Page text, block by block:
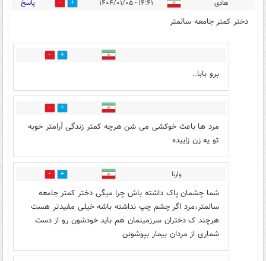
هادی ۱۴:۴۱ - ۱۴۰۴/۰۱/۰۵ 36 پاسخ
دختر کمتر جامعه سالمتر
9
برو بابا..
4
مرد ها باعث خوکشی می شن هرچه کمتر زندگی آرامتر خوبه
تو یه زن زاییده
وارنا 1
شما چشمان پاک داشته باش چرا میگی دختر کمتر جامعه
سالمتر،مرد اگر چشم چپ نداشته باشه خیلی مفیدتر هست
هرچند ک دختران سرزمینمان هم باید خودشون رو از دست
شماری از مردان بیمار بپوشونن